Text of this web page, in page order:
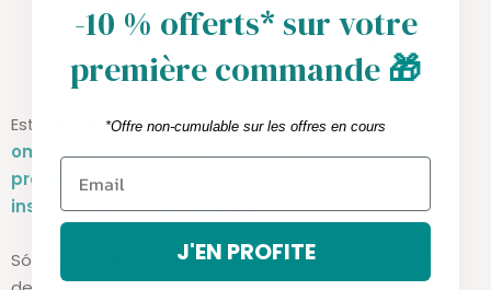
productos lácteos pueden tener
insuficiente de vitamina B12.
Sólo los consumidores habituales de hígados y otros
-10 % offerts* sur votre
première commande🎁
*Offre non-cumulable sur les offres en cours
J'EN PROFITE